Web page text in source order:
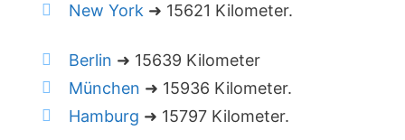
New York ➜ 15621 Kilometer.
Berlin ➜ 15639 Kilometer
München ➜ 15936 Kilometer.
Hamburg ➜ 15797 Kilometer.